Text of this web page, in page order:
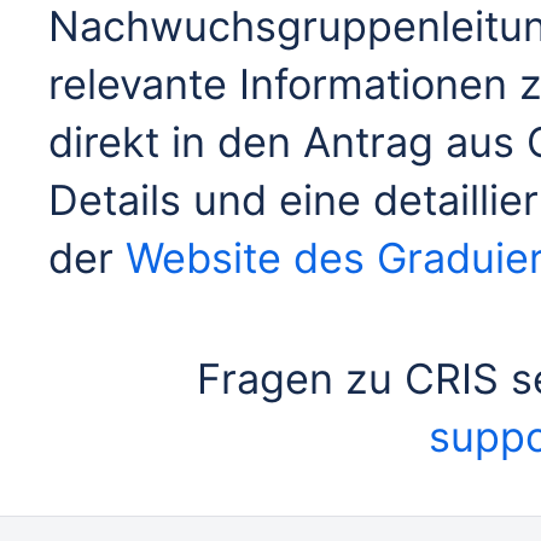
relevante Informationen
direkt in den Antrag aus
Details und eine
der Website des
Fragen zu CRIS